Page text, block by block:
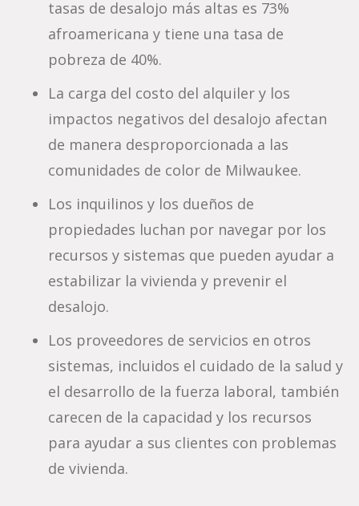
tasas de desalojo más altas es 73%
afroamericana y tiene una tasa de
pobreza de 40%.
La carga del costo del alquiler y los
impactos negativos del desalojo afectan
de manera desproporcionada a las
comunidades de color de Milwaukee.
Los inquilinos y los dueños de
propiedades luchan por navegar por los
recursos y sistemas que pueden ayudar a
estabilizar la vivienda y prevenir el
desalojo.
Los proveedores de servicios en otros
sistemas, incluidos el cuidado de la salud y
el desarrollo de la fuerza laboral, también
carecen de la capacidad y los recursos
para ayudar a sus clientes con problemas
de vivienda.